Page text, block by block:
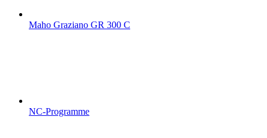
Maho Graziano GR 300 C
NC-Programme